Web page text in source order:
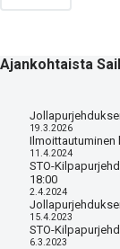
Ajankohtaista
19.3.2026
Ilmoittautuminen
11.4.2024
STO-
18:00
2.4.2024
15.4.2023
STO-
6.3.2023